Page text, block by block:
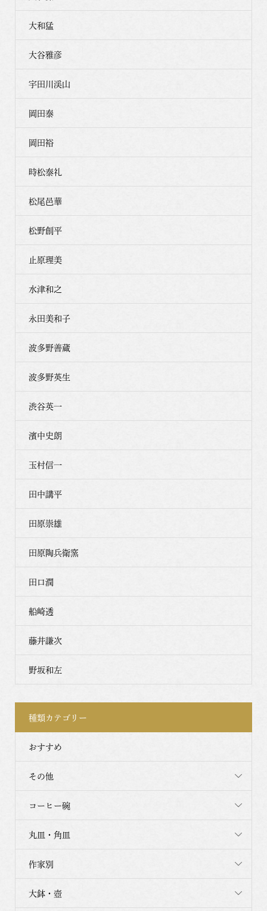
大和猛
大谷雅彦
宇田川渓山
岡田泰
岡田裕
時松泰礼
松尾邑華
松野創平
止原理美
水津和之
永田美和子
波多野善蔵
波多野英生
渋谷英一
濱中史朗
玉村信一
田中講平
田原崇雄
田原陶兵衛窯
田口潤
船崎透
藤井謙次
野坂和左
種類カテゴリー
おすすめ
その他
コーヒー碗
丸皿・角皿
作家別
大鉢・壺